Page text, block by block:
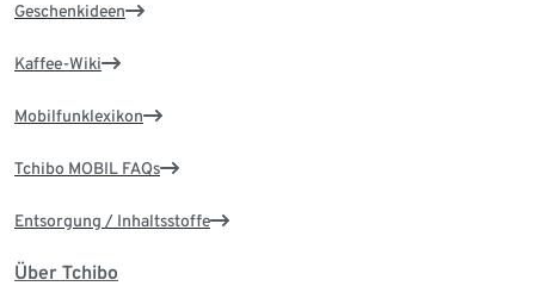
Geschenkideen
Kaffee-Wiki
Mobilfunklexikon
Tchibo MOBIL FAQs
Entsorgung / Inhaltsstoffe
Über Tchibo